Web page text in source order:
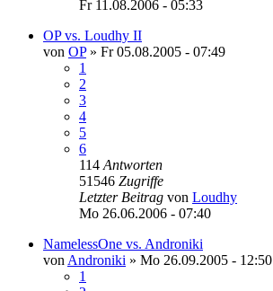
Fr 11.08.2006 - 05:33
OP vs. Loudhy II
von OP» Fr 05.08.2005 - 07:49
1
2
3
4
5
6
114 Antworten
51546 Zugriffe
Letzter Beitrag von Loudhy
Mo 26.06.2006 - 07:40
NamelessOne vs. Androniki
von Androniki » Mo 26.09.2005 - 12:50
1